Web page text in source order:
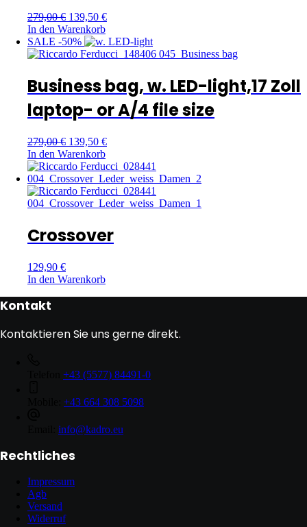
279,00€ 139,50 €
In den Warenkorb
SALE -50%
Business bag, w. LED-light,17 Zoll
laptop- or A/4 file size
279,00€ 139,50 €
In den Warenkorb
Crossover
129,90 €
In den Warenkorb
Kontakt
Kontaktieren Sie uns gerne direkt.
+43 (5577) 84491-0
+43 664 308 5098
info@kadro.eu
Rechtliches
Impressum
Agb
Versand
Widerruf